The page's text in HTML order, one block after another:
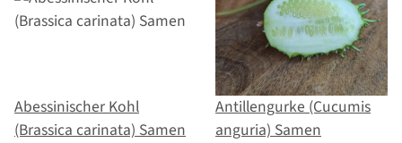
Abessinischer Kohl
(Brassica carinata) Samen
Antillengurke (Cucumis
anguria) Samen